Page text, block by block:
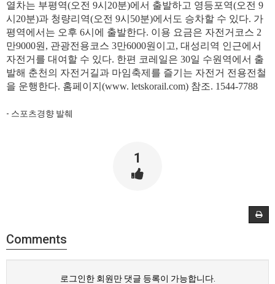
열차는 부평역(오전 9시20분)에서 출발하고 영등포역(오전 9
시20분)과 청량리역(오전 9시50분)에서도 승차할 수 있다. 가
평역에서는 오후 6시에 출발한다. 이용 요금은 자전거코스 2
만9000원, 관광전용코스 3만6000원이고, 대성리역 인근에서
자전거를 대여할 수 있다. 한편 코레일은 30일 수원역에서 출
발해 춘천의 자전거길과 마임축제를 즐기는 자전거 전용전철
을 운행한다. 홈페이지(www. letskorail.com) 참조. 1544-7788
- 스포츠경향 발췌
1
Comments
로그인한 회원만 댓글 등록이 가능합니다.